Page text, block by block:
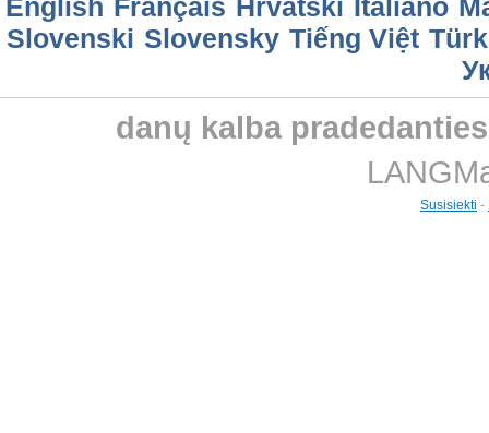
English Français Hrvatski Italiano
Slovenski Slovensky Tiếng Việt
danų kalba
Susisiekti -